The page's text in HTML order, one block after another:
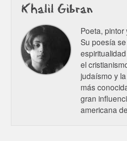
Khalil Gibran
Poeta,
Su poesía
el
judaísmo y
más
gran
americana